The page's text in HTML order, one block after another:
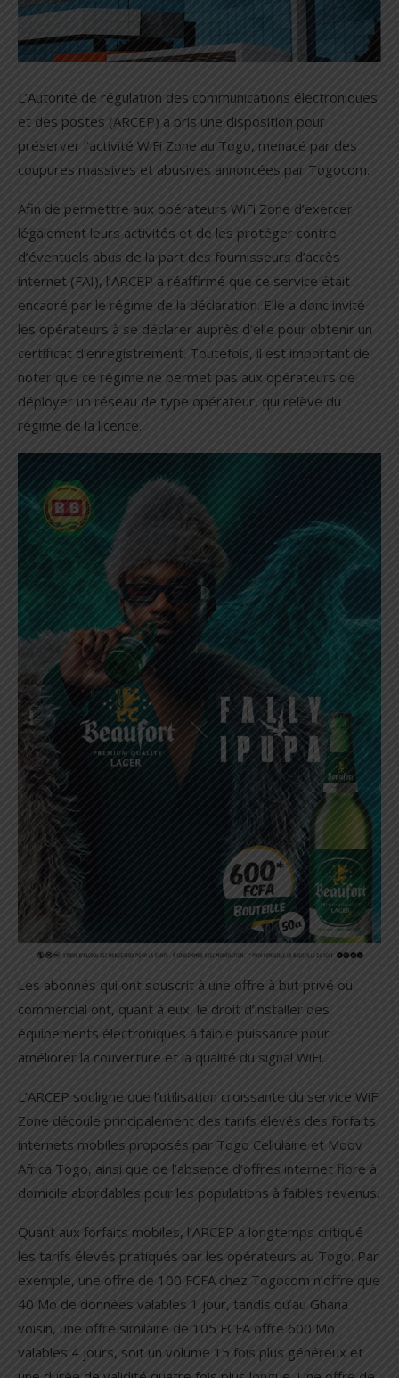
L’Autorité de régulation des communications électroniques
et des postes (ARCEP) a pris une disposition pour
préserver l’activité WiFi Zone au Togo, menacé par des
coupures massives et abusives annoncées par Togocom.
Afin de permettre aux opérateurs WiFi Zone d’exercer
légalement leurs activités et de les protéger contre
d’éventuels abus de la part des fournisseurs d’accès
internet (FAI), l’ARCEP a réaffirmé que ce service était
encadré par le régime de la déclaration. Elle a donc invité
les opérateurs à se déclarer auprès d’elle pour obtenir un
certificat d’enregistrement. Toutefois, il est important de
noter que ce régime ne permet pas aux opérateurs de
déployer un réseau de type opérateur, qui relève du
régime de la licence.
Les abonnés qui ont souscrit à une offre à but privé ou
commercial ont, quant à eux, le droit d’installer des
équipements électroniques à faible puissance pour
améliorer la couverture et la qualité du signal WiFi.
L’ARCEP souligne que l’utilisation croissante du service WiFi
Zone découle principalement des tarifs élevés des forfaits
internets mobiles proposés par Togo Cellulaire et Moov
Africa Togo, ainsi que de l’absence d’offres internet fibre à
domicile abordables pour les populations à faibles revenus.
Quant aux forfaits mobiles, l’ARCEP a longtemps critiqué
les tarifs élevés pratiqués par les opérateurs au Togo. Par
exemple, une offre de 100 FCFA chez Togocom n’offre que
40 Mo de données valables 1 jour, tandis qu’au Ghana
voisin, une offre similaire de 105 FCFA offre 600 Mo
valables 4 jours, soit un volume 15 fois plus généreux et